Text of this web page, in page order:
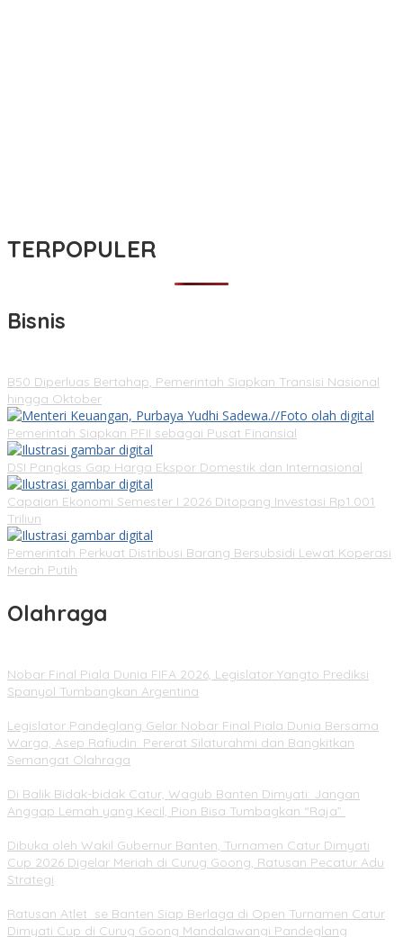
TERPOPULER
Bisnis
B50 Diperluas Bertahap, Pemerintah Siapkan Transisi Nasional
hingga Oktober
Pemerintah Siapkan PFII sebagai Pusat Finansial
DSI Pangkas Gap Harga Ekspor Domestik dan Internasional
Capaian Ekonomi Semester I 2026 Ditopang Investasi Rp1.001
Triliun
Pemerintah Perkuat Distribusi Barang Bersubsidi Lewat Koperasi
Merah Putih
Olahraga
Nobar Final Piala Dunia FIFA 2026, Legislator Yangto Prediksi
Spanyol Tumbangkan Argentina
Legislator Pandeglang Gelar Nobar Final Piala Dunia Bersama
Warga, Asep Rafiudin: Pererat Silaturahmi dan Bangkitkan
Semangat Olahraga
Di Balik Bidak-bidak Catur, Wagub Banten Dimyati: Jangan
Anggap Lemah yang Kecil, Pion Bisa Tumbagkan “Raja”
Dibuka oleh Wakil Gubernur Banten, Turnamen Catur Dimyati
Cup 2026 Digelar Meriah di Curug Goong, Ratusan Pecatur Adu
Strategi
Ratusan Atlet se Banten Siap Berlaga di Open Turnamen Catur
Dimyati Cup di Curug Goong Mandalawangi Pandeglang